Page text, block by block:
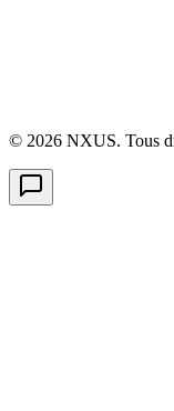
© 2026 NXUS. Tous